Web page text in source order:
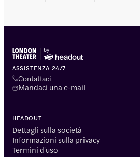
ASSISTENZA 24/7
Contattaci
Mandaci una e-mail
HEADOUT
Dettagli sulla società
Informazioni sulla privacy
Termini d'uso